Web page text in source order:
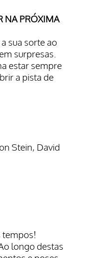
NA PRÓXIMA
sua sorte ao
surpresas.
estar sempre
a pista de
Stein, David
tempos!
longo destas